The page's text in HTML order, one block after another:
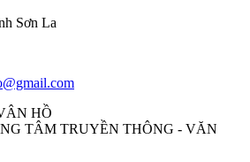
Sơn La
HỒ
TÂM TRUYỀN THÔNG - VĂN